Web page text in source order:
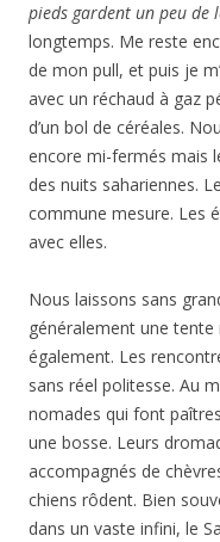
pieds gardent un peu de
longtemps. Me reste
de mon pull, et puis je
avec un réchaud à gaz
d’un bol de céréales.
encore mi-fermés mais
des nuits sahariennes.
commune mesure. Les
avec elles.
Nous laissons sans
généralement une
également. Les
sans réel politesse. Au
nomades qui font
une bosse. Leurs
accompagnés de
chiens rôdent. Bien
dans un vaste infini, le